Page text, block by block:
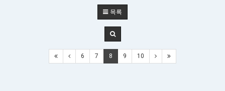
목록
6 7 8 9 10